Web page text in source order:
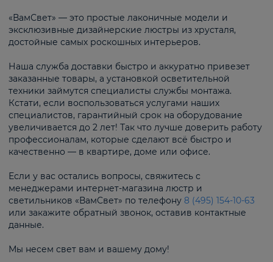
«ВамСвет» — это простые лаконичные модели и
эксклюзивные дизайнерские люстры из хрусталя,
достойные самых роскошных интерьеров.
Наша служба доставки быстро и аккуратно привезет
заказанные товары, а установкой осветительной
техники займутся специалисты службы монтажа.
Кстати, если воспользоваться услугами наших
специалистов, гарантийный срок на оборудование
увеличивается до 2 лет! Так что лучше доверить работу
профессионалам, которые сделают всё быстро и
качественно — в квартире, доме или офисе.
Если у вас остались вопросы, свяжитесь с
менеджерами интернет-магазина люстр и
светильников «ВамСвет» по телефону 8 (495) 154-10-63
или закажите обратный звонок, оставив контактные
данные.
Мы несем свет вам и вашему дому!